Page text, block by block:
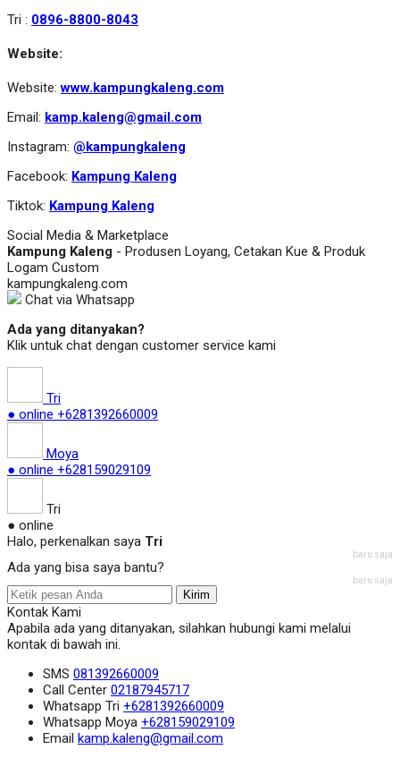
Tri : 0896-8800-8043
Website:
Website:www.kampungkaleng.com
Email: kamp.kaleng@gmail.com
Instagram: @kampungkaleng
Facebook: Kampung Kaleng
Tiktok: Kampung Kaleng
Social Media & Marketplace
Kampung Kaleng - Produsen Loyang, Cetakan Kue & Produk
Logam Custom
kampungkaleng.com
Chat via Whatsapp
Ada yang ditanyakan?
Klik untuk chat dengan customer service kami
Tri
● online +6281392660009
Moya
● online +628159029109
Tri
● online
Halo, perkenalkan saya Tri
baru saja
Ada yang bisa saya bantu?
baru saja
Kirim
Kontak Kami
Apabila ada yang ditanyakan, silahkan hubungi kami melalui
kontak di bawah ini.
SMS 081392660009
Call Center 02187945717
Whatsapp Tri +6281392660009
Whatsapp Moya +628159029109
Email kamp.kaleng@gmail.com